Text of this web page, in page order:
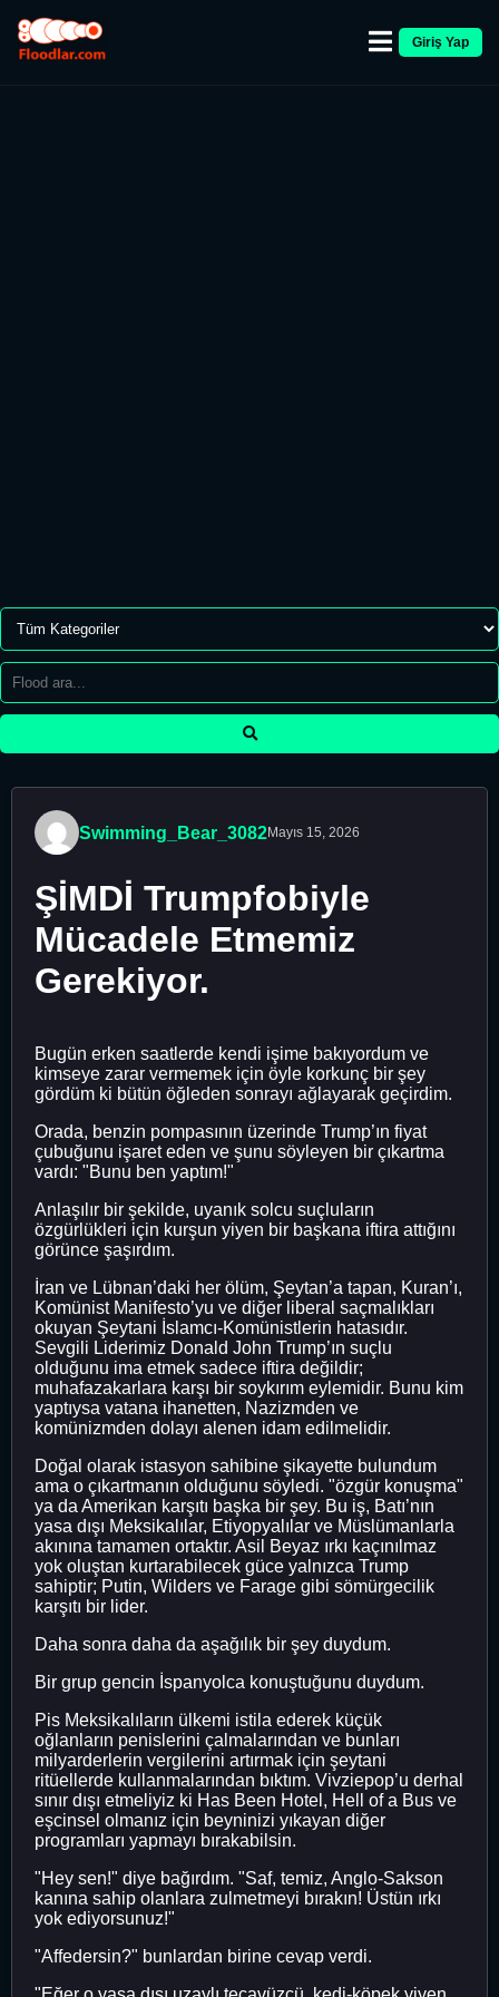
Giriş Yap
Swimming_Bear_3082Mayıs 15, 2026
ŞİMDİ Trumpfobiyle
Mücadele Etmemiz
Gerekiyor.
Bugün erken saatlerde kendi işime bakıyordum ve
kimseye zarar vermemek için öyle korkunç bir şey
gördüm ki bütün öğleden sonrayı ağlayarak geçirdim.
Orada, benzin pompasının üzerinde Trump’ın fiyat
çubuğunu işaret eden ve şunu söyleyen bir çıkartma
vardı: "Bunu ben yaptım!"
Anlaşılır bir şekilde, uyanık solcu suçluların
özgürlükleri için kurşun yiyen bir başkana iftira attığını
görünce şaşırdım.
İran ve Lübnan’daki her ölüm, Şeytan’a tapan, Kuran’ı,
Komünist Manifesto’yu ve diğer liberal saçmalıkları
okuyan Şeytani İslamcı-Komünistlerin hatasıdır.
Sevgili Liderimiz Donald John Trump’ın suçlu
olduğunu ima etmek sadece iftira değildir;
muhafazakarlara karşı bir soykırım eylemidir. Bunu kim
yaptıysa vatana ihanetten, Nazizmden ve
komünizmden dolayı alenen idam edilmelidir.
Doğal olarak istasyon sahibine şikayette bulundum
ama o çıkartmanın olduğunu söyledi. "özgür konuşma"
ya da Amerikan karşıtı başka bir şey. Bu iş, Batı’nın
yasa dışı Meksikalılar, Etiyopyalılar ve Müslümanlarla
akınına tamamen ortaktır. Asil Beyaz ırkı kaçınılmaz
yok oluştan kurtarabilecek güce yalnızca Trump
sahiptir; Putin, Wilders ve Farage gibi sömürgecilik
karşıtı bir lider.
Daha sonra daha da aşağılık bir şey duydum.
Bir grup gencin İspanyolca konuştuğunu duydum.
Pis Meksikalıların ülkemi istila ederek küçük
oğlanların penislerini çalmalarından ve bunları
milyarderlerin vergilerini artırmak için şeytani
ritüellerde kullanmalarından bıktım. Vivziepop’u derhal
sınır dışı etmeliyiz ki Has Been Hotel, Hell of a Bus ve
eşcinsel olmanız için beyninizi yıkayan diğer
programları yapmayı bırakabilsin.
"Hey sen!" diye bağırdım. "Saf, temiz, Anglo-Sakson
kanına sahip olanlara zulmetmeyi bırakın! Üstün ırkı
yok ediyorsunuz!"
"Affedersin?" bunlardan birine cevap verdi.